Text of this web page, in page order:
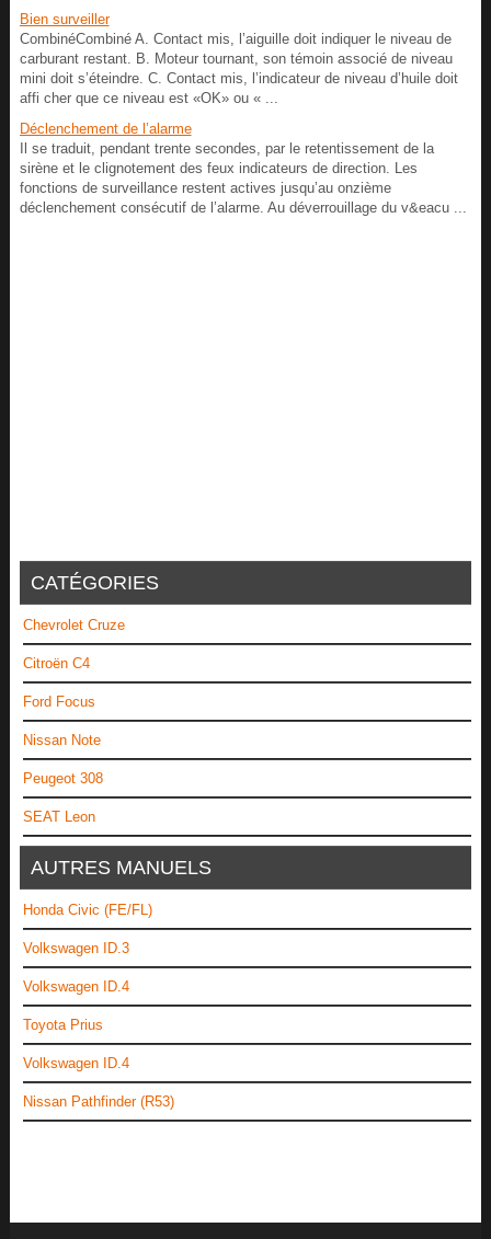
Bien surveiller
CombinéCombiné A. Contact mis, l’aiguille doit indiquer le niveau de
carburant restant. B. Moteur tournant, son témoin associé de niveau
mini doit s’éteindre. C. Contact mis, l’indicateur de niveau d’huile doit
affi cher que ce niveau est «OK» ou « ...
Déclenchement de l’alarme
Il se traduit, pendant trente secondes, par le retentissement de la
sirène et le clignotement des feux indicateurs de direction. Les
fonctions de surveillance restent actives jusqu’au onzième
déclenchement consécutif de l’alarme. Au déverrouillage du v&eacu ...
CATÉGORIES
Chevrolet Cruze
Citroën C4
Ford Focus
Nissan Note
Peugeot 308
SEAT Leon
AUTRES MANUELS
Honda Civic (FE/FL)
Volkswagen ID.3
Volkswagen ID.4
Toyota Prius
Volkswagen ID.4
Nissan Pathfinder (R53)